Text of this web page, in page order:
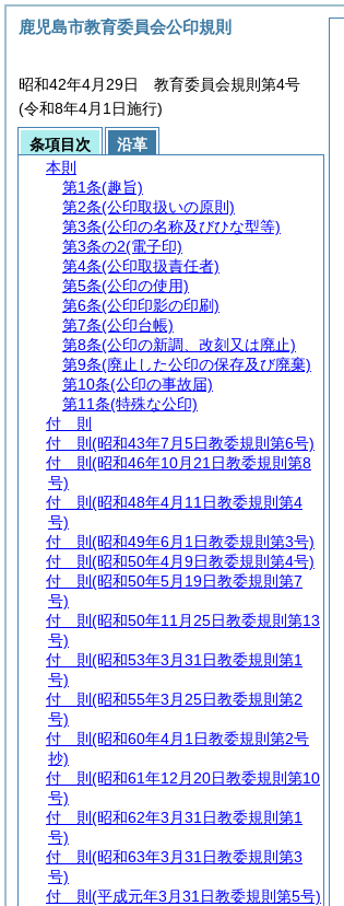
鹿児島市教育委員会公印規則
昭和42年4月29日 教育委員会規則第4号
(令和8年4月1日施行)
条項目次
沿革
本則
第1条(趣旨)
第2条(公印取扱いの原則)
第3条(公印の名称及びひな型等)
第3条の2(電子印)
第4条(公印取扱責任者)
第5条(公印の使用)
第6条(公印印影の印刷)
第7条(公印台帳)
第8条(公印の新調、改刻又は廃止)
第9条(廃止した公印の保存及び廃棄)
第10条(公印の事故届)
第11条(特殊な公印)
付 則
付 則 (昭和43年7月5日教委規則第6号)
付 則 (昭和46年10月21日教委規則第8
号)
付 則 (昭和48年4月11日教委規則第4
号)
付 則 (昭和49年6月1日教委規則第3号)
付 則 (昭和50年4月9日教委規則第4号)
付 則 (昭和50年5月19日教委規則第7
号)
付 則 (昭和50年11月25日教委規則第13
号)
付 則 (昭和53年3月31日教委規則第1
号)
付 則 (昭和55年3月25日教委規則第2
号)
付 則 (昭和60年4月1日教委規則第2号
抄)
付 則 (昭和61年12月20日教委規則第10
号)
付 則 (昭和62年3月31日教委規則第1
号)
付 則 (昭和63年3月31日教委規則第3
号)
付 則 (平成元年3月31日教委規則第5号)